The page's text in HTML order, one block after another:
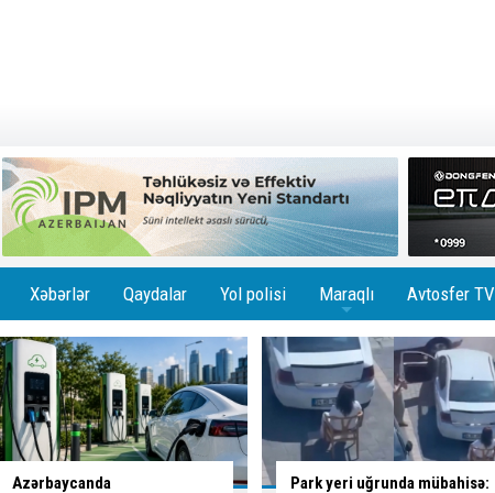
Xəbərlər Qaydalar Yol polisi Maraqlı Avtosfer TV
Park yeri uğrunda mübahisə:
Paytaxtın daha üç küçəsində